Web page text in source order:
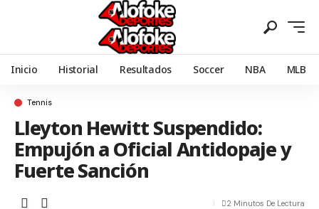
Inicio Historial Resultados Soccer NBA MLB
Tennis
Lleyton Hewitt Suspendido:
Empujón a Oficial Antidopaje y
Fuerte Sanción
2 Minutos De Lectura